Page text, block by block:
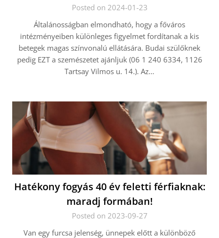
Posted on 2024-01-23
Általánosságban elmondható, hogy a főváros
intézményeiben különleges figyelmet fordítanak a kis
betegek magas színvonalú ellátására. Budai szülőknek
pedig EZT a szemészetet ajánljuk (06 1 240 6334, 1126
Tartsay Vilmos u. 14.). Az…
Hatékony fogyás 40 év feletti férfiaknak:
maradj formában!
Posted on 2023-09-27
Van egy furcsa jelenség, ünnepek előtt a különböző